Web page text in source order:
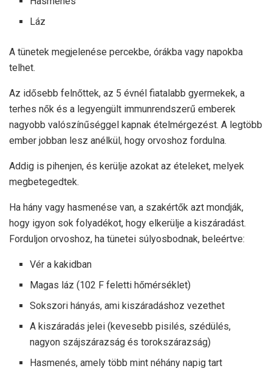
Láz
A tünetek megjelenése percekbe, órákba vagy napokba
telhet.
Az idősebb felnőttek, az 5 évnél fiatalabb gyermekek, a
terhes nők és a legyengült immunrendszerű emberek
nagyobb valószínűséggel kapnak ételmérgezést. A legtöbb
ember jobban lesz anélkül, hogy orvoshoz fordulna.
Addig is pihenjen, és kerülje azokat az ételeket, melyek
megbetegedtek.
Ha hány vagy hasmenése van, a szakértők azt mondják,
hogy igyon sok folyadékot, hogy elkerülje a kiszáradást.
Forduljon orvoshoz, ha tünetei súlyosbodnak, beleértve:
Vér a kakidban
Magas láz (102 F feletti hőmérséklet)
Sokszori hányás, ami kiszáradáshoz vezethet
A kiszáradás jelei (kevesebb pisilés, szédülés,
nagyon szájszárazság és torokszárazság)
Hasmenés, amely több mint néhány napig tart